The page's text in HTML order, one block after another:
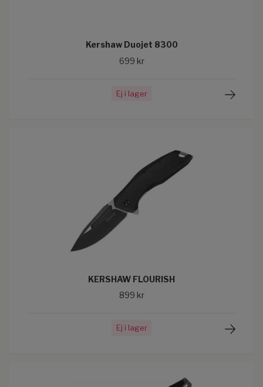
Kershaw Duojet 8300
699 kr
Ej i lager
KERSHAW FLOURISH
899 kr
Ej i lager